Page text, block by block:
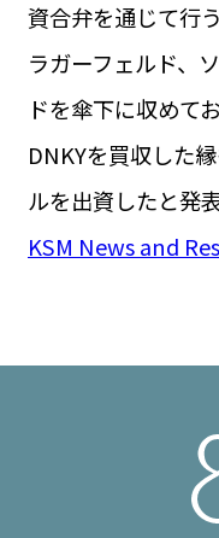
資合弁を通じて行
ラガーフェルド、
ドを傘下に収めて
DNKYを買収した
ルを出資したと発
KSM News and